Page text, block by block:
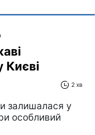
Києві
2 хв
залишалася у
особливий